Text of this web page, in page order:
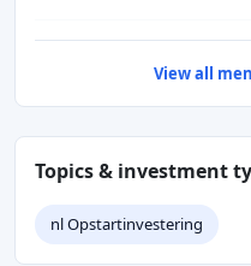
View all
Topics & investment
nl Opstartinvestering